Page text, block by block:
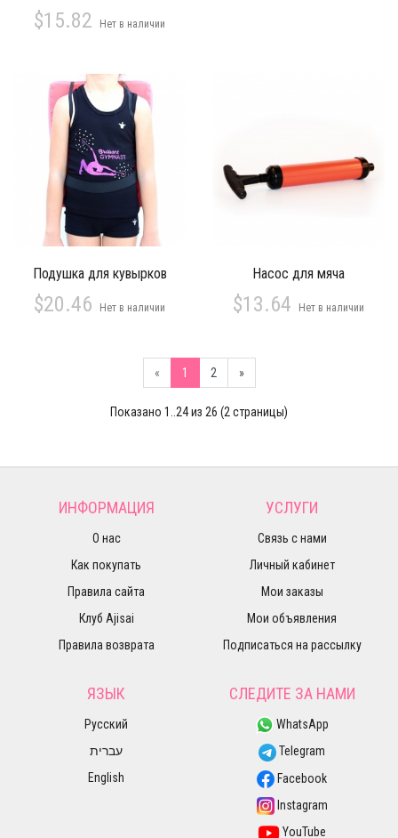
$15.82 Нет в наличии
Подушка для кувырков
$20.46 Нет в наличии
Насос для мяча
$13.64 Нет в наличии
« 1 2 »
Показано 1..24 из 26 (2 страницы)
ИНФОРМАЦИЯ
О нас
Как покупать
Правила сайта
Клуб Ajisai
Правила возврата
УСЛУГИ
Связь с нами
Личный кабинет
Мои заказы
Мои объявления
Подписаться на рассылку
ЯЗЫК
Русский
עברית
English
СЛЕДИТЕ ЗА НАМИ
WhatsApp
Telegram
Facebook
Instagram
YouTube